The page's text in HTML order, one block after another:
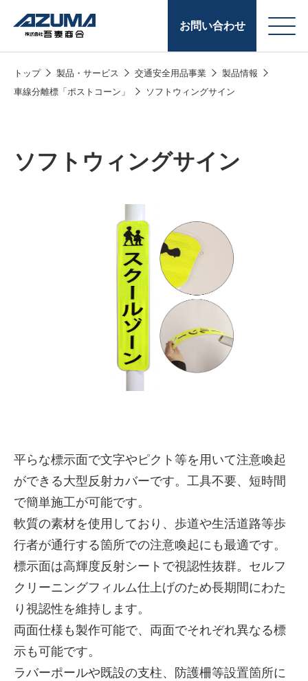
お問い合わせ
株式会社吾妻商会 会
会
株式会社吾妻製作所 会社案
内
製品・サービス
原燃料事業
トップ 製品・サービス 交通安全用品事業
製品情報
車線分離標「ポストコーン」
ソフトウィングサイン
ソフトウィングサイン
平らな標示面で文字やピクト等を用いて注意喚起
ができる大型反射カバーです。工具不要、短時間
で簡単施工が可能です。
軟質の素材を使用しており、歩道や生活道路等歩
行者が通行する箇所での注意喚起にも最適です。
標示面は高輝度反射シートで視認性抜群。セルフ
クリーニングフィルム仕上げのため長期間にわた
り視認性を維持します。
両面仕様も製作可能で、両面でそれぞれ異なる標
示も可能です。
ラバーポールや既設の支柱、防護柵等設置箇所に